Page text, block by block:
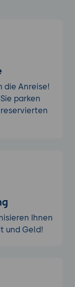
die Anreise!
parken
Ihnen
und Geld!